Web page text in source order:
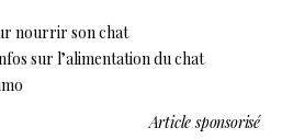
nourrir son chat
sur l’alimentation du chat
Article sponsorisé